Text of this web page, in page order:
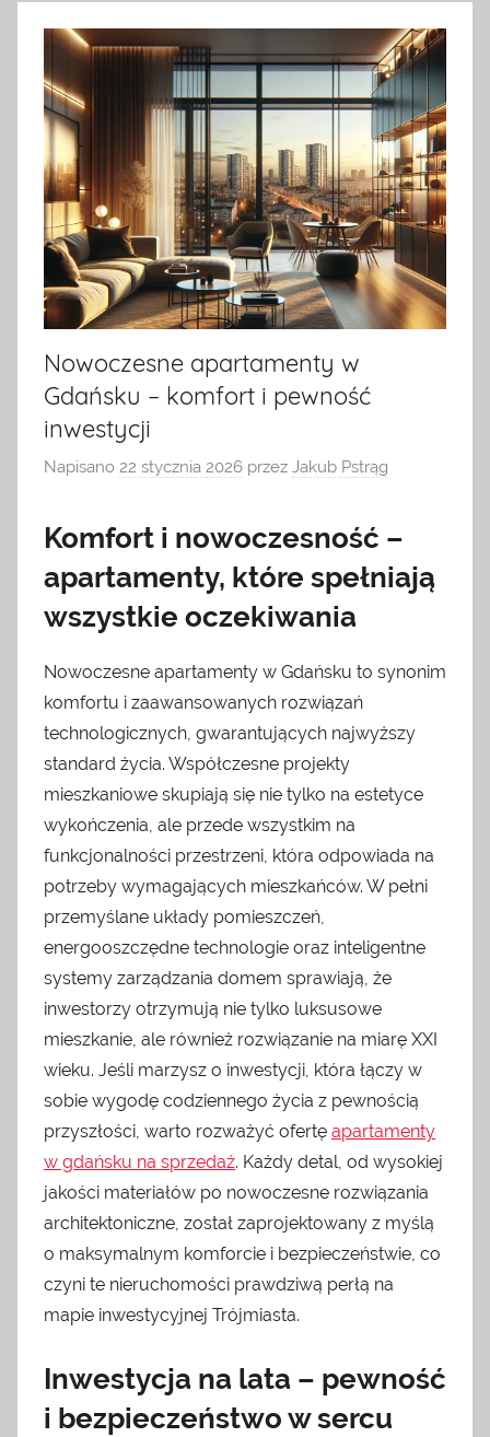
terrarystyki
akwarystyki.
Zapraszamy!
Nowoczesne apartamenty w
Gdańsku – komfort i pewność
inwestycji
Napisano 22 stycznia 2026 przez Jakub Pstrąg
Komfort i nowoczesność –
apartamenty, które spełniają
wszystkie oczekiwania
Nowoczesne apartamenty w Gdańsku to synonim
komfortu i zaawansowanych rozwiązań
technologicznych, gwarantujących najwyższy
standard życia. Współczesne projekty
mieszkaniowe skupiają się nie tylko na estetyce
wykończenia, ale przede wszystkim na
funkcjonalności przestrzeni, która odpowiada na
potrzeby wymagających mieszkańców. W pełni
przemyślane układy pomieszczeń,
energooszczędne technologie oraz inteligentne
systemy zarządzania domem sprawiają, że
inwestorzy otrzymują nie tylko luksusowe
mieszkanie, ale również rozwiązanie na miarę XXI
wieku. Jeśli marzysz o inwestycji, która łączy w
sobie wygodę codziennego życia z pewnością
przyszłości, warto rozważyć ofertę apartamenty
w gdańsku na sprzedaż. Każdy detal, od wysokiej
jakości materiałów po nowoczesne rozwiązania
architektoniczne, został zaprojektowany z myślą
o maksymalnym komforcie i bezpieczeństwie, co
czyni te nieruchomości prawdziwą perłą na
mapie inwestycyjnej Trójmiasta.
Inwestycja na lata – pewność
i bezpieczeństwo w sercu